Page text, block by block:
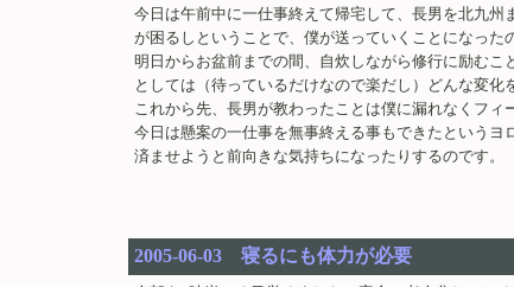
今日は午前中に一仕事終えて帰宅して、長男を北九
が困るしということで、僕が送っていくことになった
明日からお盆前までの間、自炊しながら修行に励む
としては（待っているだけなので楽だし）どんな変化
これから先、長男が教わったことは僕に漏れなくフ
今日は懸案の一仕事を無事終える事もできたという
済ませようと前向きな気持ちになったりするのです。
2005-06-03 寝るにも体力が必要